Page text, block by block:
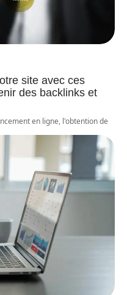
site avec ces
des backlinks et
en ligne, l'obtention de